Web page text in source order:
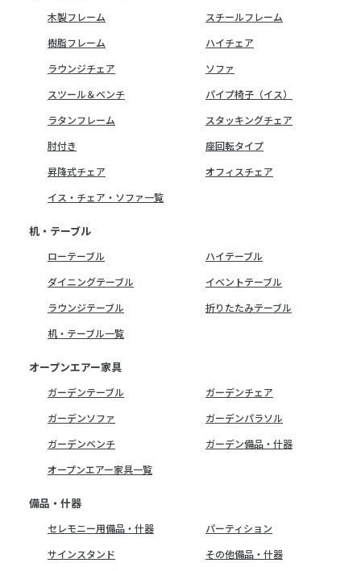
木製フレーム
スチールフレーム
樹脂フレーム
ハイチェア
ラウンジチェア
ソファ
スツール＆ベンチ
パイプ椅子（イス）
ラタンフレーム
スタッキングチェア
肘付き
座回転タイプ
昇降式チェア
オフィスチェア
イス・チェア・ソファ一覧
机・テーブル
ローテーブル
ハイテーブル
ダイニングテーブル
イベントテーブル
ラウンジテーブル
折りたたみテーブル
机・テーブル一覧
オープンエアー家具
ガーデンテーブル
ガーデンチェア
ガーデンソファ
ガーデンパラソル
ガーデンベンチ
ガーデン備品・什器
オープンエアー家具一覧
備品・什器
セレモニー用備品・什器
パーティション
サインスタンド
その他備品・什器